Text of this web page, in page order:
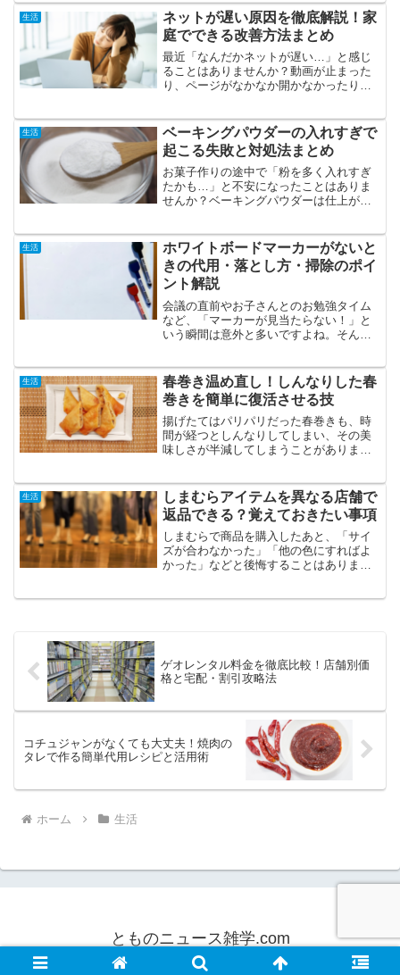
できるアレンジ、辛くない子ども向けの
作り方まで詳しく紹介しま...
生活
ネットが遅い原因を徹底解説！家
庭でできる改善方法まとめ
最近「なんだかネットが遅い…」と感じ
ることはありませんか？動画が止まった
り、ページがなかなか開かなかったりす
庭の中で解決できることがほとんどなん
です。この記事では、初心者...
生活
ベーキングパウダーの入れすぎで
起こる失敗と対処法まとめ
お菓子作りの途中で「粉を多く入れすぎ
たかも…」と不安になったことはありま
せんか？ベーキングパウダーは仕上がり
しまうことがあります。この記事では、
入れすぎたときに起こる失...
生活
ホワイトボードマーカーがないと
きの代用・落とし方・掃除のポイ
ント解説
会議の直前やお子さんとのお勉強タイム
など、「マーカーが見当たらない！」と
いう瞬間は意外と多いですよね。そんな
ります。この記事では、今すぐ使える代
用品や消し方のコツを、初...
生活
春巻き温め直し！しんなりした春
巻きを簡単に復活させる技
揚げたてはパリパリだった春巻きも、時
間が経つとしんなりしてしまい、その美
味しさが半減してしまうことがありま
パリに復活させる方法をご紹介します。
電子レンジやオーブン、フラ...
生活
しまむらアイテムを異なる店舗で
返品できる？覚えておきたい事項
しまむらで商品を購入したあと、「サイ
ズが合わなかった」「他の色にすればよ
かった」などと後悔することはありませ
ゲオレンタル料金を徹底比較！店舗別価
格と宅配・割引攻略法
コチュジャンがなくても大丈夫！焼肉の
タレで作る簡単代用レシピと活用術
ホーム 生活
とものニュース雑学.com
© 2014 とものニュース雑学.com.